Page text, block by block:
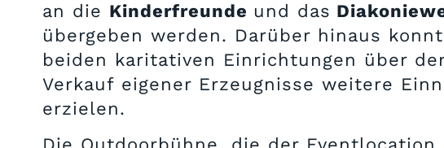
an die Kinderfreunde und das
übergeben werden. Darüber hinaus
beiden karitativen Einrichtungen über
Verkauf eigener Erzeugnisse weitere
erzielen.